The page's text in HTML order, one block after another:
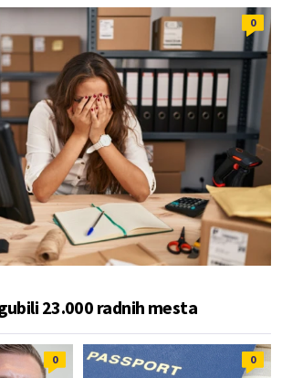
0
23.000 radnih mesta
0 0